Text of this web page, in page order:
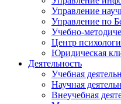
Управление
Управление по
Учебно-
Центр
Юридическая
Деятельность
Учебная
Научная
Внеучебная